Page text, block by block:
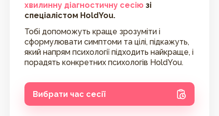
хвилинну діагностичну сесію зі
спеціалістом HoldYou.
Тобі допоможуть краще зрозуміти і
сформулювати симптоми та цілі, підкажуть,
який напрям психології підходить найкраще, і
порадять конкретних психологів HoldYou.
Вибрати час сесії